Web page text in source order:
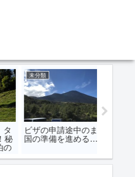
未分類
50代だからこそ筋トレを
自宅ではじめるメリット
とおすすめメニュー